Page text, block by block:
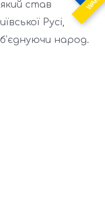
WAR
став
Русі,
народ.